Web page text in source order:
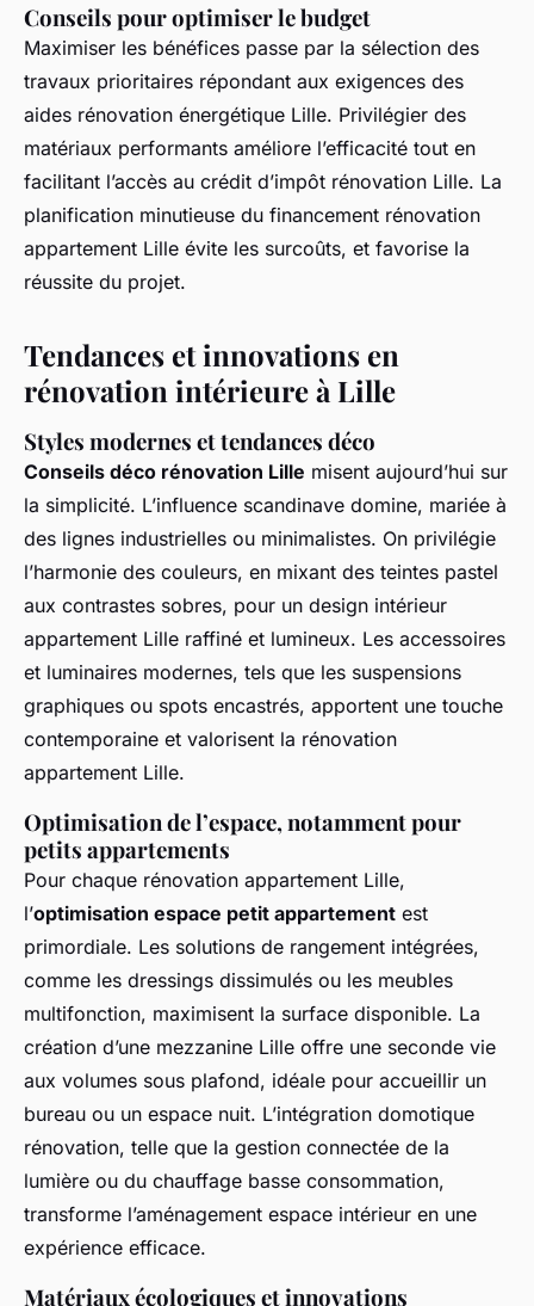
Conseils pour optimiser le budget
Maximiser les bénéfices passe par la sélection des
travaux prioritaires répondant aux exigences des
aides rénovation énergétique Lille. Privilégier des
matériaux performants améliore l’efficacité tout en
facilitant l’accès au crédit d’impôt rénovation Lille. La
planification minutieuse du financement rénovation
appartement Lille évite les surcoûts, et favorise la
réussite du projet.
Tendances et innovations en
rénovation intérieure à Lille
Styles modernes et tendances déco
Conseils déco rénovation Lille misent aujourd’hui sur
la simplicité. L’influence scandinave domine, mariée à
des lignes industrielles ou minimalistes. On privilégie
l’harmonie des couleurs, en mixant des teintes pastel
aux contrastes sobres, pour un design intérieur
appartement Lille raffiné et lumineux. Les accessoires
et luminaires modernes, tels que les suspensions
graphiques ou spots encastrés, apportent une touche
contemporaine et valorisent la rénovation
appartement Lille.
Optimisation de l’espace, notamment pour
petits appartements
Pour chaque rénovation appartement Lille,
l’optimisation espace petit appartement est
primordiale. Les solutions de rangement intégrées,
comme les dressings dissimulés ou les meubles
multifonction, maximisent la surface disponible. La
création d’une mezzanine Lille offre une seconde vie
aux volumes sous plafond, idéale pour accueillir un
bureau ou un espace nuit. L’intégration domotique
rénovation, telle que la gestion connectée de la
lumière ou du chauffage basse consommation,
transforme l’aménagement espace intérieur en une
expérience efficace.
Matériaux écologiques et innovations